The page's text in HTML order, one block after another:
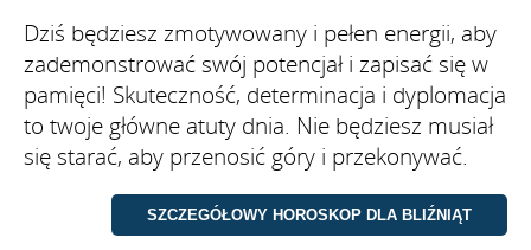
Dziś będziesz zmotywowany i pełen energii, aby
zademonstrować swój potencjał i zapisać się w
pamięci! Skuteczność, determinacja i dyplomacja
to twoje główne atuty dnia. Nie będziesz musiał
się starać, aby przenosić góry i przekonywać.